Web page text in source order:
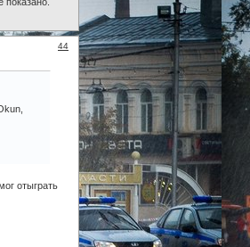
44
отыграть